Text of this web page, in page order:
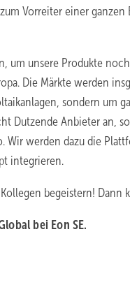
Vorreiter einer
um unsere Produkte
Die Märkte werden
sondern um
Dutzende Anbieter an,
Wir werden dazu die
integrieren.
begeistern! Dann
bei Eon SE.